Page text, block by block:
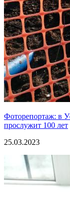
Фоторепортаж: в
прослужит 100 лет
25.03.2023